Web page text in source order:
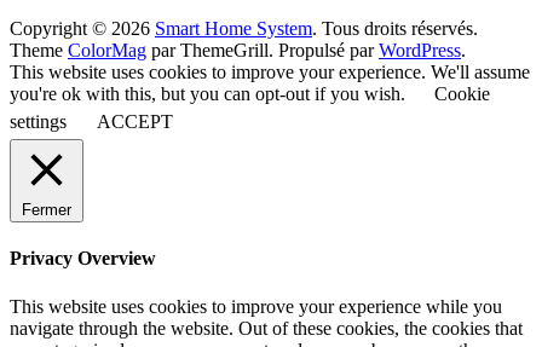
Copyright © 2026 Smart Home System. Tous droits réservés.
Theme ColorMag par ThemeGrill. Propulsé parWordPress.
This website uses cookies to improve your experience. We'll assume
you're ok with this, but you can opt-out if you wish.
Cookie
settings
ACCEPT
Fermer
Privacy Overview
This website uses cookies to improve your experience while you
navigate through the website. Out of these cookies, the cookies that